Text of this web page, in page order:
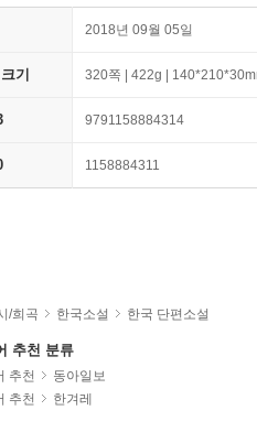
2018년 09월 05일
기 320쪽 | 422g |
9791158884314
1158884311
/희곡 한국소설 한국 단편소설
추천 분류
추천
동아일보
추천 한겨레